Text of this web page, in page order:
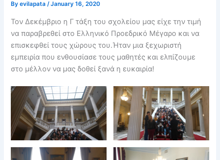
Byevilapata/January 16, 2020
Τον Δεκέμβριο η Γ τάξη του σχολείου μας είχε την τιμή
να παραβρεθεί στο Ελληνικό Προεδρικό Μέγαρο και να
επισκεφθεί τους χώρους του.Ήταν μια ξεχωριστή
εμπειρία που ενθουσίασε τους μαθητές και ελπίζουμε
στο μέλλον να μας δοθεί ξανά η ευκαιρία!